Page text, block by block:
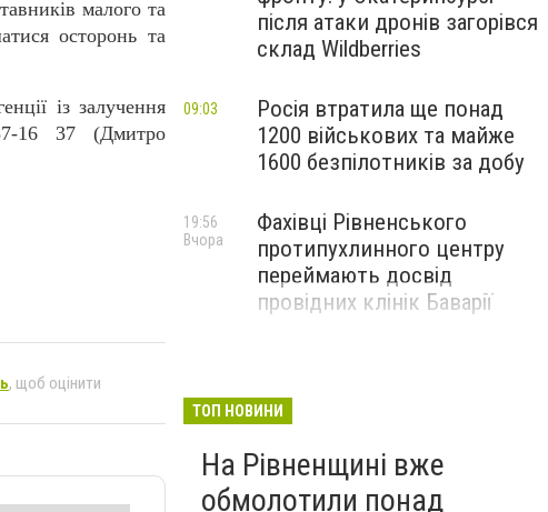
малого та
осторонь та
із залучення
16 37 (Дмитро
, щоб оцінити
після атаки дронів загорівся
склад Wildberries
Росія втратила ще понад
1200 військових та майже
1600 безпілотників за добу
09:03
Фахівці Рівненського
протипухлинного центру
переймають досвід
провідних клінік Баварії
19:56
Вчора
ТОП НОВИНИ
На Рівненщині вже
обмолотили понад